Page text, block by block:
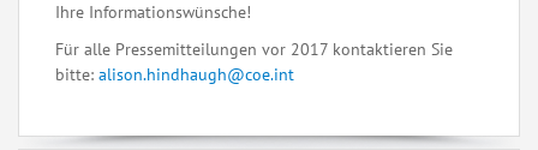
Ihre Informationswünsche!
Für alle Pressemitteilungen vor 2017 kontaktieren Sie
bitte: alison.hindhaugh@coe.int